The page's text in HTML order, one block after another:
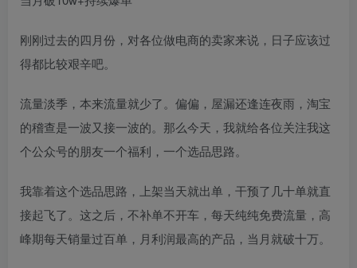
刚刚过去的四月份，对各位做电商的卖家来说，日子应该过
得都比较艰辛吧。
流量淡季，本来流量就少了。偏偏，屋漏还逢连夜雨，淘宝
的稽查是一波又接一波的。那么今天，我就给各位关注我这
个公众号的朋友一个福利，一个选品思路。
我靠着这个选品思路，上架当天就出单，干预了几十单就直
接起飞了。这之后，不补单不开车，每天纯纯免费流量，高
峰期每天销量过百单，月利润最高的产品，当月就破十万。